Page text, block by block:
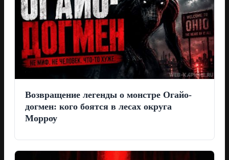
Возвращение легенды о монстре Огайо-
догмен: кого боятся в лесах округа
Морроу